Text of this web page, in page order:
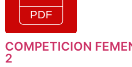
COMPETICION
2